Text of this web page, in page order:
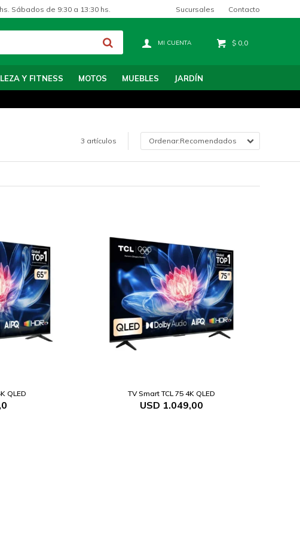
Y FITNESS MOTOS MUEBLES JARDÍN
$ 0,0
Sábados de 9:30 a 13:30 hs. Sucursales Contacto
3 artículos Recomendados
QLED TV Smart TCL 75 4K QLED
USD 1.049,00